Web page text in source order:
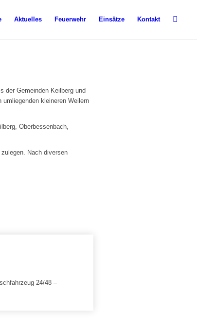
Aktuelles Feuerwehr Einsätze Kontakt
der Gemeinden Keilberg und
kleineren Weilern
Oberbessenbach,
Nach diversen
24/48 –